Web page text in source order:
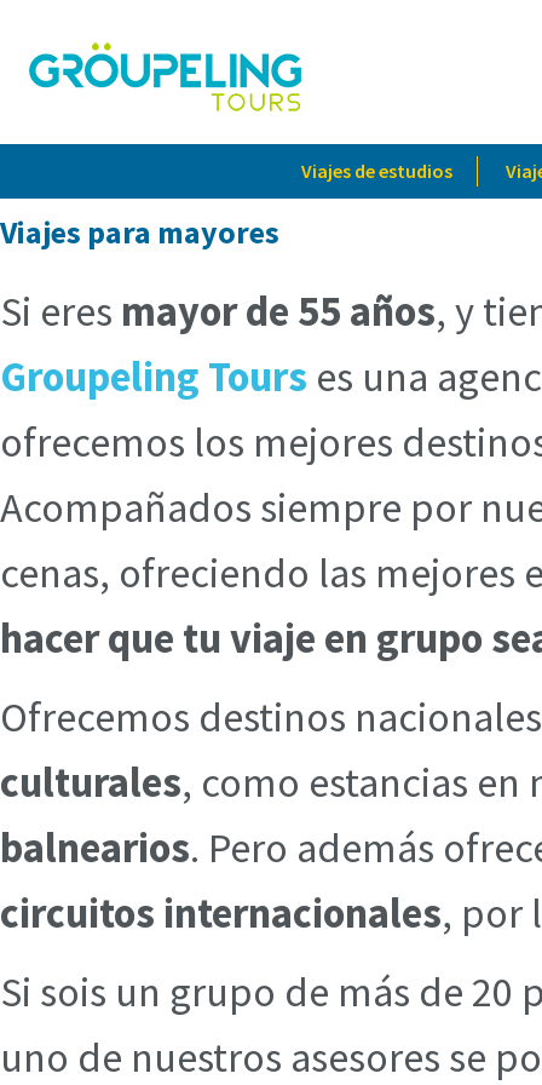
Viajes de estudios
Viajes para mayores
Si eres mayor de 55 años, y
Groupeling Tours es una
ofrecemos los mejores
Acompañados siempre por
cenas, ofreciendo las
hacer que tu viaje en grupo
Ofrecemos destinos
culturales, como estancias en
balnearios. Pero además
circuitos internacionales, por
Si sois un grupo de más de 20
uno de nuestros asesores se